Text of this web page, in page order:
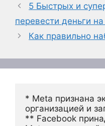
5 Быстрых и
перевести деньги
Как правильно
* Meta признана
организацией и
** Facebook